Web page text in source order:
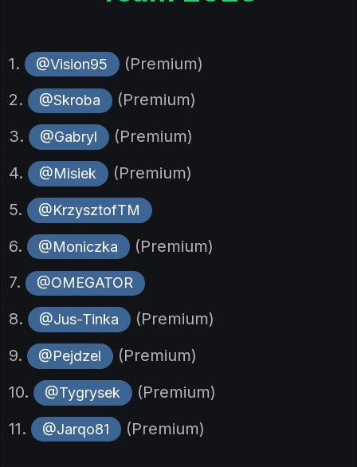
1. @Vision95
(Premium)
2.
@Skroba
(Premium)
3.
@Gabryl
(Premium)
4.
@Misiek
(Premium)
5.
@KrzysztofTM
6. @Moniczka
(Premium)
7.
@OMEGATOR
8. @Jus-Tinka
(Premium)
9.
@Pejdzel
(Premium)
10.
@Tygrysek
(Premium)
11.
@Jarqo81 (Premium)